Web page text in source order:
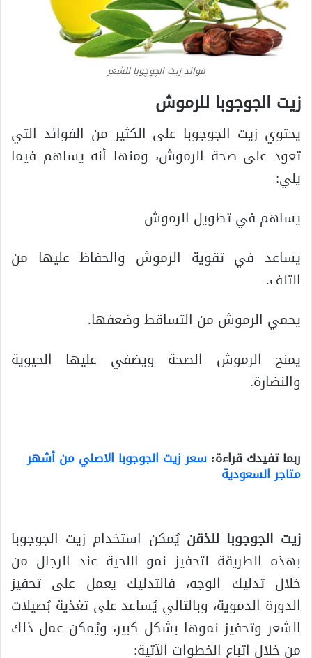
فوائد زيت الچوچوبا للشعر
زيت الجوجوبا للرموش
يحتوي زيت الجوجوبا على الكثير من الفوائد التي
تعود على صحة الرموش، ومنها أنه يساهم فيما
يلي:
يساهم في تطويل الرموش
يساعد في تقوية الرموش والحفاظ عليها من
التلف.
يحمي الرموش من التساقط وضعفها.
يمنح الرموش الصحة ويضفي عليها الحيوية
والنضارة.
ربما تفيدك قراءة: سعر زيت الجوجوبا الاصلي من أشهر
متاجر السعودية
زيت الجوجوبا للذقن يُمكن استخدام زيت الجوجوبا
بهذه الطريقة لتحفيز نمو اللحية عند الرجال من
خلال تدليك الوجه، فالتدليك يعمل على تحفيز
الدورة الدموية، وبالتالي يُساعد على تغذية بُصيلات
الشعر وتحفيز نموها بشكل كبير، ويُمكن عمل ذلك
من خلال اتباع الخطوات الآتية: